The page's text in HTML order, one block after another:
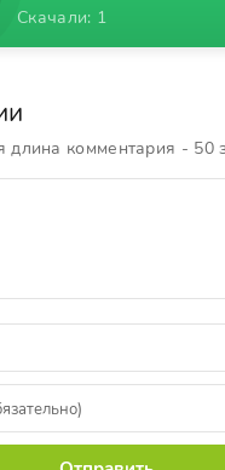
Скачали: 1
длина комментария - 50